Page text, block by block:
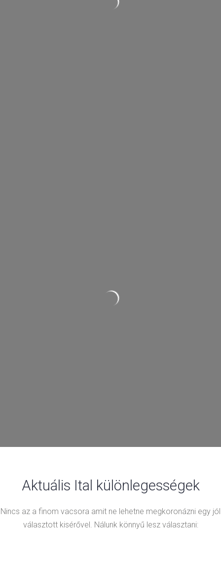
Aktuális Ital különlegességek
Nincs az a finom vacsora amit ne lehetne megkoronázni egy jól
választott kisérővel. Nálunk könnyű lesz választani: